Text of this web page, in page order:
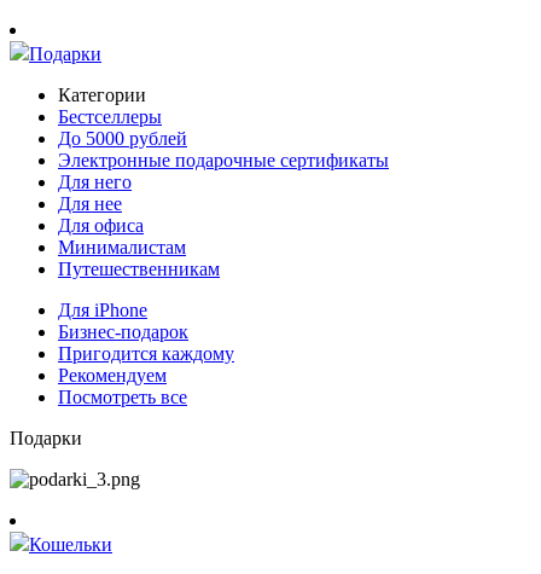
Подарки
Категории
Бестселлеры
До 5000 рублей
Электронные подарочные сертификаты
Для него
Для нее
Для офиса
Минималистам
Путешественникам
Для iPhone
Бизнес-подарок
Пригодится каждому
Рекомендуем
Посмотреть все
Подарки
Кошельки